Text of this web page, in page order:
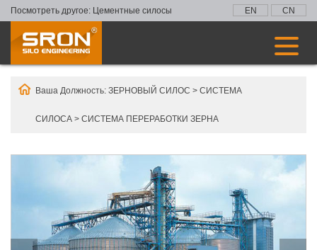
Посмотреть другое: Цементные силосы EN CN
Ваша Должность: ЗЕРНОВЫЙ СИЛОС > СИСТЕМА
СИЛОСА > СИСТЕМА ПЕРЕРАБОТКИ ЗЕРНА